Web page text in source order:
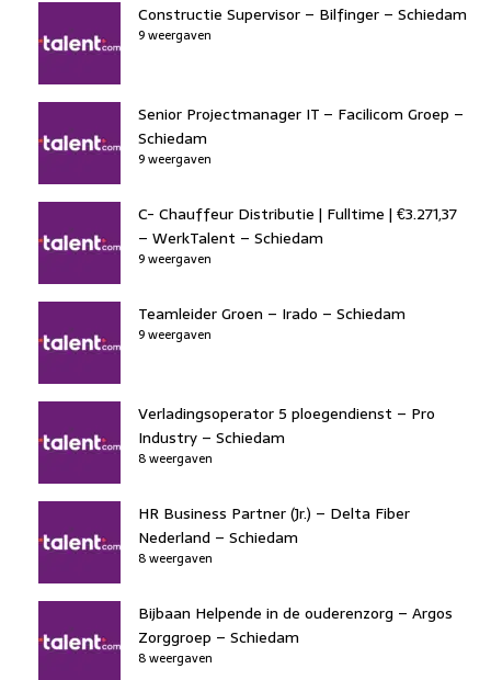
Constructie Supervisor – Bilfinger – Schiedam
9 weergaven
Senior Projectmanager IT – Facilicom Groep –
Schiedam
9 weergaven
C- Chauffeur Distributie | Fulltime | €3.271,37
– WerkTalent – Schiedam
9 weergaven
Teamleider Groen – Irado – Schiedam
9 weergaven
Verladingsoperator 5 ploegendienst – Pro
Industry – Schiedam
8 weergaven
HR Business Partner (Jr.) – Delta Fiber
Nederland – Schiedam
8 weergaven
Bijbaan Helpende in de ouderenzorg – Argos
Zorggroep – Schiedam
8 weergaven